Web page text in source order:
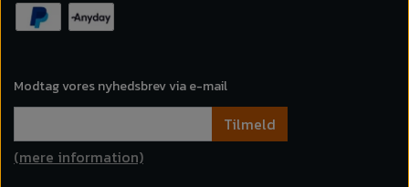
Modtag vores nyhedsbrev via e-mail
Tilmeld
(mere information)